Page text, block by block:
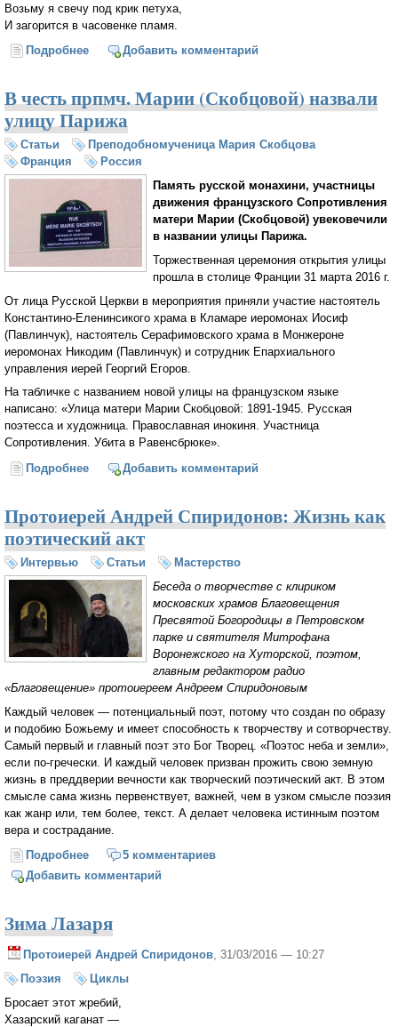
Возьму я свечу под крик петуха,
И загорится в часовенке пламя.
Подробнее о ПодковаДобавить комментарий
В честь прпмч. Марии (Скобцовой) назвали
улицу Парижа
Статьи
Преподобномученица Мария Скобцова
Франция
Россия
Память русской монахини, участницы
движения французского Сопротивления
матери Марии (Скобцовой) увековечили
в названии улицы Парижа.
Торжественная церемония открытия улицы
прошла в столице Франции 31 марта 2016 г.
От лица Русской Церкви в мероприятия приняли участие настоятель
Константино-Еленинсикого храма в Кламаре иеромонах Иосиф
(Павлинчук), настоятель Серафимовского храма в Монжероне
иеромонах Никодим (Павлинчук) и сотрудник Епархиального
управления иерей Георгий Егоров.
На табличке с названием новой улицы на французском языке
написано: «Улица матери Марии Скобцовой: 1891-1945. Русская
поэтесса и художница. Православная инокиня. Участница
Сопротивления. Убита в Равенсбрюке».
Подробнее о В честь прпмч. Марии (Скобцовой) назвали улицу
Добавить комментарий
Протоиерей Андрей Спиридонов: Жизнь как
поэтический акт
Интервью Статьи
Мастерство
Беседа о творчестве с клириком
московских храмов Благовещения
Пресвятой Богородицы в Петровском
парке и святителя Митрофана
Воронежского на Хуторской, поэтом,
главным редактором радио
«Благовещение» протоиереем Андреем Спиридоновым
Каждый человек — потенциальный поэт, потому что создан по образу
и подобию Божьему и имеет способность к творчеству и сотворчеству.
Самый первый и главный поэт это Бог Творец. «Поэтос неба и земли»,
если по-гречески. И каждый человек призван прожить свою земную
жизнь в преддверии вечности как творческий поэтический акт. В этом
смысле сама жизнь первенствует, важней, чем в узком смысле поэзия
как жанр или, тем более, текст. А делает человека истинным поэтом
вера и сострадание.
Подробнее о Протоиерей Андрей Спиридонов: Жизнь как
поэтический акт
5 комментариев
Добавить комментарий
Зима Лазаря
Протоиерей Андрей Спиридонов , 31/03/2016 — 10:27
Поэзия
Циклы
Бросает этот жребий,
Хазарский каганат —